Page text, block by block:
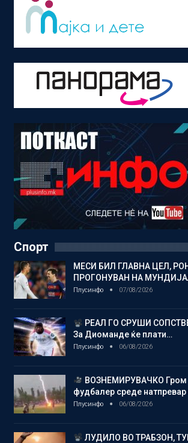
Спорт
МЕСИ БИЛ ГЛАВНА ЦЕЛ,
ПРОГОНУВАН НА
Плусинфо 07/08/2026
РЕАЛ ГО СРУШИ
За Диоманде ќе плати…
Плусинфо 06/08/2026
ВОЗНЕМИРУВАЧКО Гром
фудбалер среде
Плусинфо 06/08/2026
ЛУДИЛО ВО ТРАБЗОН,